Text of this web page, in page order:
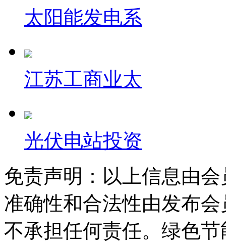
太阳能发电系
江苏工商业太
光伏电站投资
免责声明：以上信息由
准确性和合法性由发布
不承担任何责任。绿色